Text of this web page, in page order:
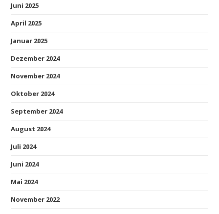
Juni 2025
April 2025
Januar 2025
Dezember 2024
November 2024
Oktober 2024
September 2024
August 2024
Juli 2024
Juni 2024
Mai 2024
November 2022